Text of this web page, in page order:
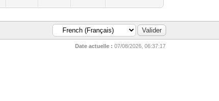
Date actuelle : 07/08/2026, 06:37:17